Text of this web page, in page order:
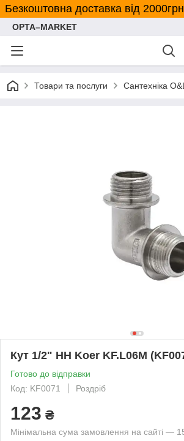
Безкоштовна доставка від
OPTA–MARKET
Товари та послуги Сантехніка O&L
Кут 1/2" НН Koer KF.L06M
Готово до відправки
Код: KF0071
Роздріб
123 ₴
Мінімальна сума замовлення на сайті —